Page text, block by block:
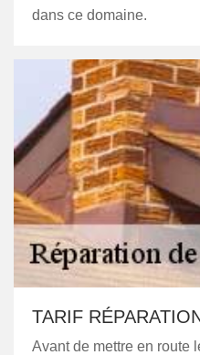
dans ce domaine.
TARIF
Avant de mettre en route